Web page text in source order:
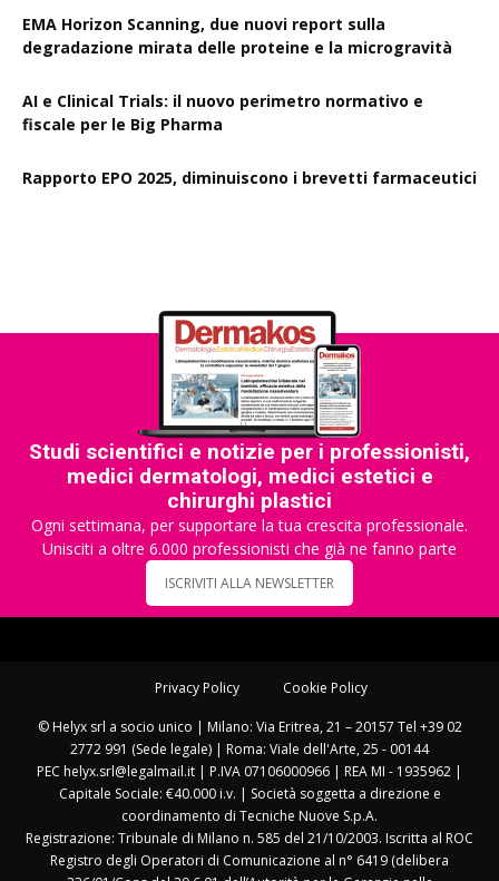
EMA Horizon Scanning, due nuovi report sulla
degradazione mirata delle proteine e la microgravità
AI e Clinical Trials: il nuovo perimetro normativo e
fiscale per le Big Pharma
Rapporto EPO 2025, diminuiscono i brevetti farmaceutici
Studi scientifici e notizie per i professionisti,
medici dermatologi, medici estetici e
chirurghi plastici
Ogni settimana, per supportare la tua crescita professionale.
Unisciti a oltre 6.000 professionisti che già ne fanno parte
ISCRIVITI ALLA NEWSLETTER
Privacy Policy Cookie Policy
© Helyx srl a socio unico | Milano: Via Eritrea, 21 – 20157 Tel +39 02
2772 991 (Sede legale) | Roma: Viale dell'Arte, 25 - 00144
PEC helyx.srl@legalmail.it | P.IVA 07106000966 | REA MI - 1935962 |
Capitale Sociale: €40.000 i.v. | Società soggetta a direzione e
coordinamento di Tecniche Nuove S.p.A.
Registrazione: Tribunale di Milano n. 585 del 21/10/2003. Iscritta al ROC
Registro degli Operatori di Comunicazione al n° 6419 (delibera